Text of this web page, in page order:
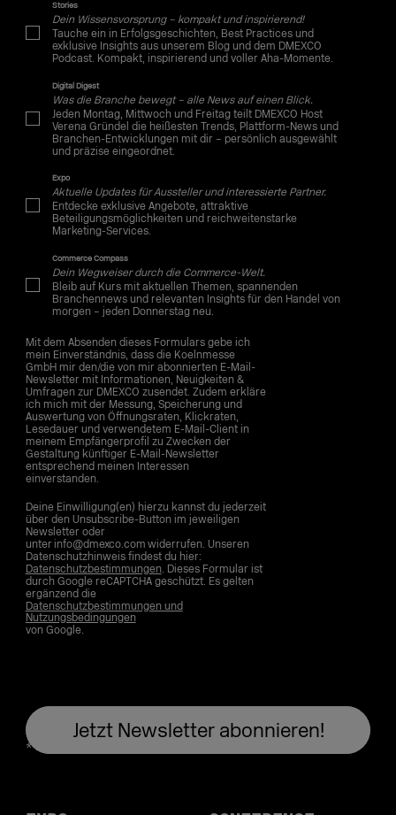
Stories
Dein Wissensvorsprung – kompakt und inspirierend!
Tauche ein in Erfolgsgeschichten, Best Practices und
exklusive Insights aus unserem Blog und dem DMEXCO
Podcast. Kompakt, inspirierend und voller Aha-Momente.
Digital Digest
Was die Branche bewegt – alle News auf einen Blick.
Jeden Montag, Mittwoch und Freitag teilt DMEXCO Host
Verena Gründel die heißesten Trends, Plattform-News und
Branchen-Entwicklungen mit dir – persönlich ausgewählt
und präzise eingeordnet.
Expo
Aktuelle Updates für Aussteller und interessierte Partner.
Entdecke exklusive Angebote, attraktive
Beteiligungsmöglichkeiten und reichweitenstarke
Marketing-Services.
Commerce Compass
Dein Wegweiser durch die Commerce-Welt.
Bleib auf Kurs mit aktuellen Themen, spannenden
Branchennews und relevanten Insights für den Handel von
morgen – jeden Donnerstag neu.
Mit dem Absenden dieses Formulars gebe ich
mein Einverständnis, dass die Koelnmesse
GmbH mir den/die von mir abonnierten E-Mail-
Newsletter mit Informationen, Neuigkeiten &
Umfragen zur DMEXCO zusendet. Zudem erkläre
ich mich mit der Messung, Speicherung und
Auswertung von Öffnungsraten, Klickraten,
Lesedauer und verwendetem E-Mail-Client in
meinem Empfängerprofil zu Zwecken der
Gestaltung künftiger E-Mail-Newsletter
entsprechend meinen Interessen
einverstanden.
Deine Einwilligung(en) hierzu kannst du jederzeit
über den Unsubscribe-Button im jeweiligen
Newsletter oder
unter info@dmexco.com widerrufen. Unseren
Datenschutzhinweis findest du hier:
Datenschutzbestimmungen. Dieses Formular ist
durch Google reCAPTCHA geschützt. Es gelten
ergänzend die
Datenschutzbestimmungen und
Nutzungsbedingungen
von Google.